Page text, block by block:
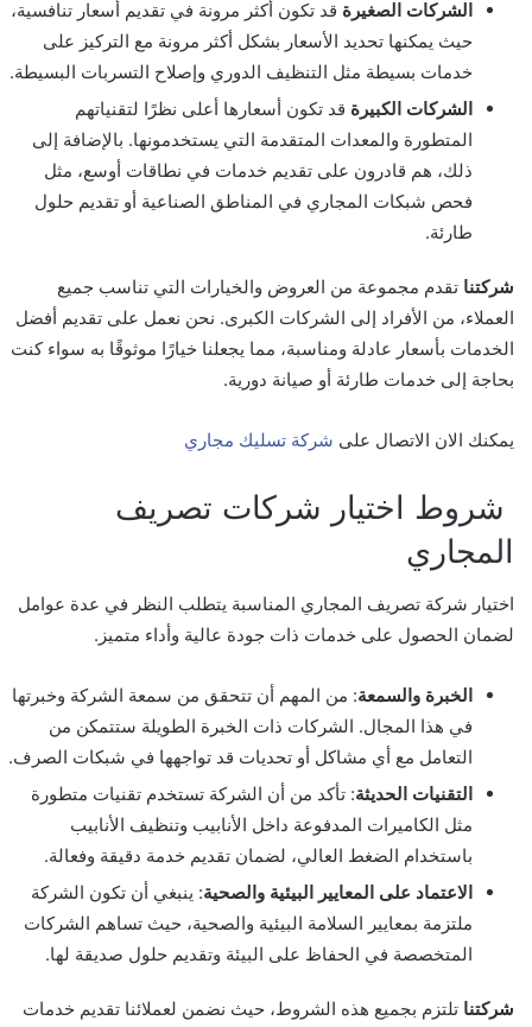
الشركات الصغيرة قد تكون أكثر مرونة في تقديم أسعار تنافسية،
حيث يمكنها تحديد الأسعار بشكل أكثر مرونة مع التركيز على
خدمات بسيطة مثل التنظيف الدوري وإصلاح التسربات البسيطة.
الشركات الكبيرة قد تكون أسعارها أعلى نظرًا لتقنياتهم
المتطورة والمعدات المتقدمة التي يستخدمونها. بالإضافة إلى
ذلك، هم قادرون على تقديم خدمات في نطاقات أوسع، مثل
فحص شبكات المجاري في المناطق الصناعية أو تقديم حلول
طارئة.
شركتنا تقدم مجموعة من العروض والخيارات التي تناسب جميع
العملاء، من الأفراد إلى الشركات الكبرى. نحن نعمل على تقديم أفضل
الخدمات بأسعار عادلة ومناسبة، مما يجعلنا خيارًا موثوقًا به سواء كنت
بحاجة إلى خدمات طارئة أو صيانة دورية.
يمكنك الان الاتصال على شركة تسليك مجاري
شروط اختيار شركات تصريف
المجاري
اختيار شركة تصريف المجاري المناسبة يتطلب النظر في عدة عوامل
لضمان الحصول على خدمات ذات جودة عالية وأداء متميز.
الخبرة والسمعة: من المهم أن تتحقق من سمعة الشركة وخبرتها
في هذا المجال. الشركات ذات الخبرة الطويلة ستتمكن من
التعامل مع أي مشاكل أو تحديات قد تواجهها في شبكات الصرف.
التقنيات الحديثة: تأكد من أن الشركة تستخدم تقنيات متطورة
مثل الكاميرات المدفوعة داخل الأنابيب وتنظيف الأنابيب
باستخدام الضغط العالي، لضمان تقديم خدمة دقيقة وفعالة.
الاعتماد على المعايير البيئية والصحية: ينبغي أن تكون الشركة
ملتزمة بمعايير السلامة البيئية والصحية، حيث تساهم الشركات
المتخصصة في الحفاظ على البيئة وتقديم حلول صديقة لها.
شركتنا تلتزم بجميع هذه الشروط، حيث نضمن لعملائنا تقديم خدمات